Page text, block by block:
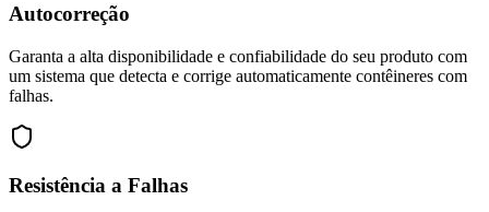
Autocorreção
Garanta a alta disponibilidade e confiabilidade do seu produto com
um sistema que detecta e corrige automaticamente contêineres com
falhas.
Resistência a Falhas